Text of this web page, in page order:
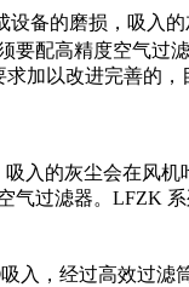
设备的磨损，吸入
要配高精度空气过滤
加以改进完善的
的灰尘会在风
气过滤器。LFZK
入，经过高效过